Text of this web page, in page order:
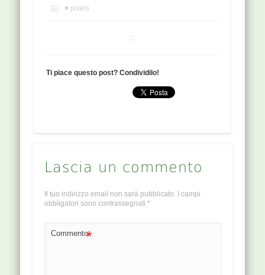
× pixels
Ti piace questo post? Condividilo!
Lascia un commento
Il tuo indirizzo email non sarà pubblicato. I campi
obbligatori sono contrassegnati *
Commento*